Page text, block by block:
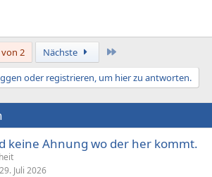
von 2 Nächste
oder registrieren, um hier zu antworten.
keine Ahnung wo der her kommt.
29. Juli 2026